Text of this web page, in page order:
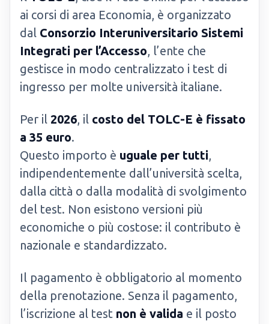
ai corsi di area Economia, è organizzato
dal Consorzio Interuniversitario Sistemi
Integrati per l’Accesso, l’ente che
gestisce in modo centralizzato i test di
ingresso per molte università italiane.
Per il 2026, il costo del TOLC-E è fissato
a 35 euro.
Questo importo è uguale per tutti,
indipendentemente dall’università scelta,
dalla città o dalla modalità di svolgimento
del test. Non esistono versioni più
economiche o più costose: il contributo è
nazionale e standardizzato.
Il pagamento è obbligatorio al momento
della prenotazione. Senza il pagamento,
l’iscrizione al test non è valida e il posto